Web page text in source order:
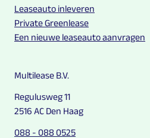
Leaseauto inleveren
Private Greenlease
Een nieuwe leaseauto aanvragen
Multilease B.V.
Regulusweg 11
2516 AC Den Haag
088 - 088 0525